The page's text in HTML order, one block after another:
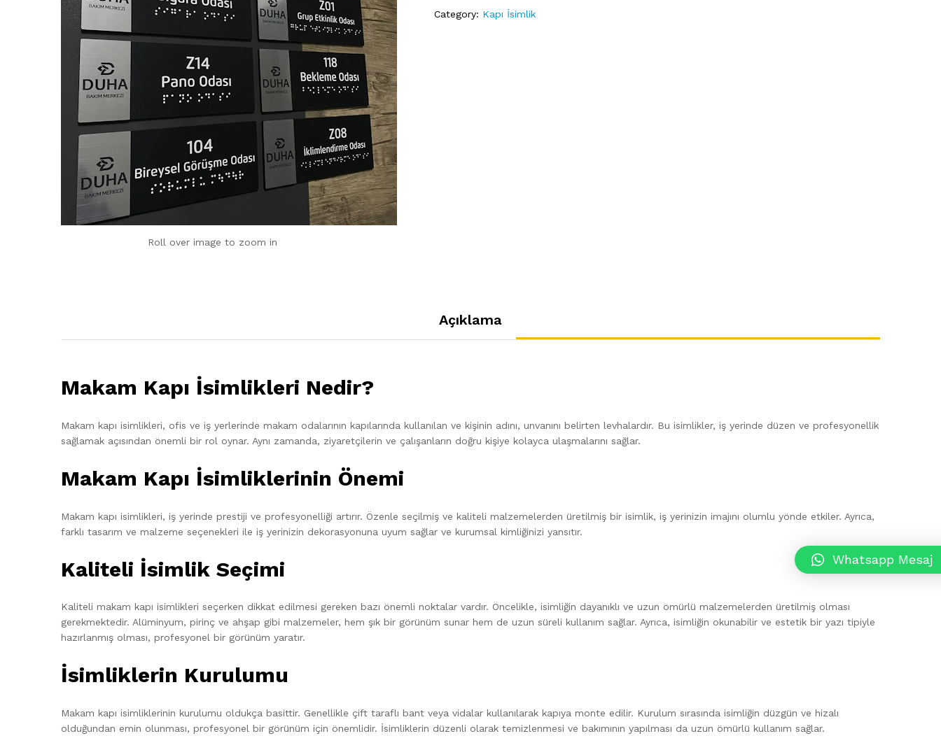
Roll over image to zoom in
Category: Kapı İsimlik
Açıklama
Makam Kapı İsimlikleri Nedir?
Makam kapı isimlikleri, ofis ve iş yerlerinde makam odalarının kapılarında kullanılan ve kişinin adını, unvanını belirten levhalardır. Bu isimlikler, iş yerinde düzen ve profesyonellik
sağlamak açısından önemli bir rol oynar. Aynı zamanda, ziyaretçilerin ve çalışanların doğru kişiye kolayca ulaşmalarını sağlar.
Makam Kapı İsimliklerinin Önemi
Makam kapı isimlikleri, iş yerinde prestiji ve profesyonelliği artırır. Özenle seçilmiş ve kaliteli malzemelerden üretilmiş bir isimlik, iş yerinizin imajını olumlu yönde etkiler. Ayrıca,
farklı tasarım ve malzeme seçenekleri ile iş yerinizin dekorasyonuna uyum sağlar ve kurumsal kimliğinizi yansıtır.
Kaliteli İsimlik Seçimi
Kaliteli makam kapı isimlikleri seçerken dikkat edilmesi gereken bazı önemli noktalar vardır. Öncelikle, isimliğin dayanıklı ve uzun ömürlü malzemelerden üretilmiş olması
gerekmektedir. Alüminyum, pirinç ve ahşap gibi malzemeler, hem şık bir görünüm sunar hem de uzun süreli kullanım sağlar. Ayrıca, isimliğin okunabilir ve estetik bir yazı tipiyle
hazırlanmış olması, profesyonel bir görünüm yaratır.
İsimliklerin Kurulumu
Makam kapı isimliklerinin kurulumu oldukça basittir. Genellikle çift taraflı bant veya vidalar kullanılarak kapıya monte edilir. Kurulum sırasında isimliğin düzgün ve hizalı
olduğundan emin olunması, profesyonel bir görünüm için önemlidir. İsimliklerin düzenli olarak temizlenmesi ve bakımının yapılması da uzun ömürlü kullanım sağlar.
Whatsapp Mesaj